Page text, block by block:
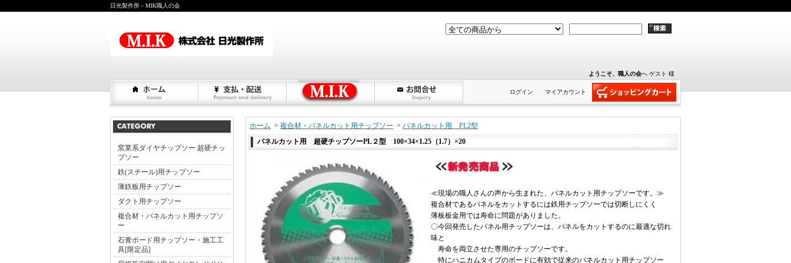
日光製作所－MIK職人の会
ようこそ、職人の会へ ゲスト 様
マイアカウント
ログイン
窯業系ダイヤチップソー 超硬チッ
プソー
鉄(スチール)用チップソー
薄鉄板用チップソー
ダクト用チップソー
複合材・パネルカット用チップソ
ー
石膏ボード用チップソー・施工工
具[限定品]
ホーム > 複合材・パネルカット用チップソー > パネルカット用 PL2型
パネルカット用 超硬チップソーPL２型 100×34×1.25（1.7）×20
≪現場の職人さんの声から生まれた、パネルカット用チップソーです。≫
複合材であるパネルをカットするには鉄用チップソーでは切断しにくく
薄板板金用では寿命に問題がありました。
〇今回発売したパネル用チップソーは、パネルをカットするのに最適な切れ
味と
寿命を両立させた専用のチップソーです。
特にハニカムタイプのボードに有効で従来のパネルカット用チップソー